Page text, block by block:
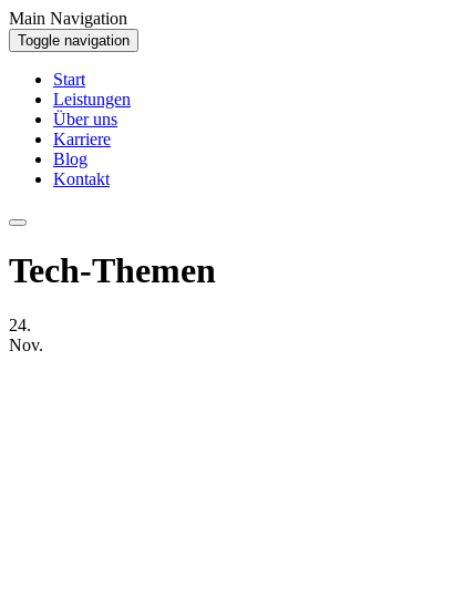
Main Navigation
Toggle navigation
Start
Leistungen
Über uns
Karriere
Blog
Kontakt
Tech-Themen
24.
Nov.